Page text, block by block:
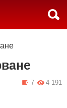
4 191
7